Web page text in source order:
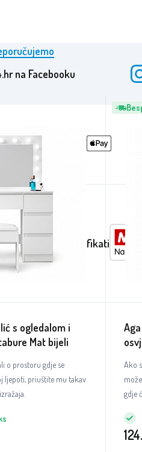
s ogledalom i
Mat bijeli
o prostoru gdje se
ljepoti, priuštite mu takav
Ako
gdje
na Facebooku
Nagrade i certifikati